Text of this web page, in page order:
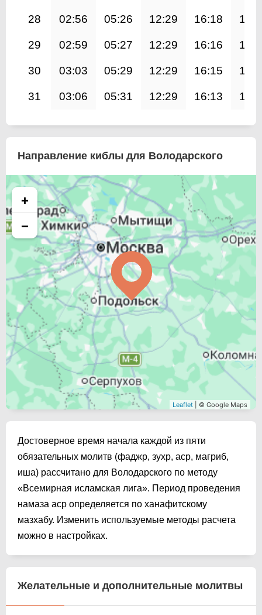
28 02:56 05:26 12:29 16:18
29 02:59 05:27 12:29 16:16
30 03:03 05:29 12:29 16:15
31 03:06 05:31 12:29 16:13
Направление киблы для Володарского
+
−
Leaflet | © Google Maps
Достоверное время начала каждой из пяти
обязательных молитв (фаджр, зухр, аср, магриб,
иша) рассчитано для Володарского по методу
«Всемирная исламская лига». Период проведения
намаза аср определяется по ханафитскому
мазхабу. Изменить используемые методы расчета
можно в настройках.
Желательные и дополнительные молитвы